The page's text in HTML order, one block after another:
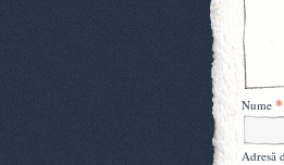
Nume *
Adresă